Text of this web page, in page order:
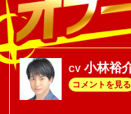
CV小林裕
コメントを見る